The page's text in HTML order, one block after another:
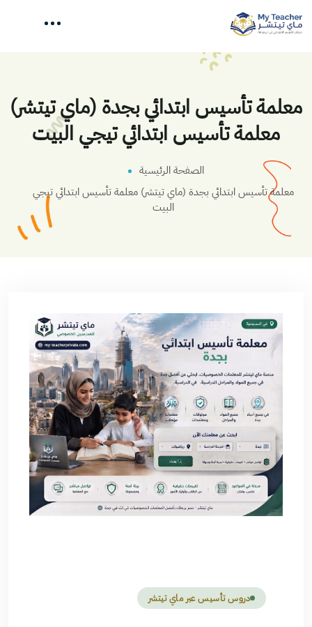
معلمة تأسيس ابتدائي بجدة (ماي تيتشر)
معلمة تأسيس ابتدائي تيجي البيت
الصفحة الرئيسية
معلمة تأسيس ابتدائي بجدة (ماي تيتشر) معلمة تأسيس ابتدائي تيجي
البيت
دروس تأسيس عبر ماي تيتشر